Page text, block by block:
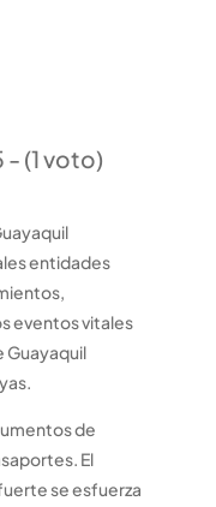
- (1 voto)
entidades
eventos vitales
Guayaquil
de
El
se esfuerza